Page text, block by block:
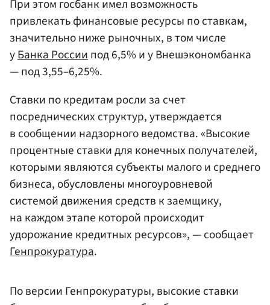
При этом госбанк имел возможность
привлекать финансовые ресурсы по ставкам,
значительно ниже рыночных, в том числе
уБанка Россиипод 6,5% и у Внешэкономбанка
— под 3,55–6,25%.
Ставки по кредитам росли за счет
посреднических структур, утверждается
в сообщении надзорного ведомства. «Высокие
процентные ставки для конечных получателей,
которыми являются субъекты малого и среднего
бизнеса, обусловлены многоуровневой
системой движения средств к заемщику,
на каждом этапе которой происходит
удорожание кредитных ресурсов», — сообщает
Генпрокуратура.
По версии Генпрокуратуры, высокие ставки